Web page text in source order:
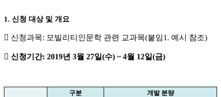
1. 신청 대상 및 개요
 신청과목: 모빌리티인문학 관련 교과목(붙임1. 예시 참조)
 신청기간: 2019년 3월 27일(수) ~ 4월 12일(금)
구분
개발 분량